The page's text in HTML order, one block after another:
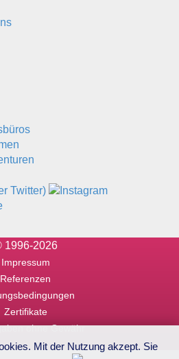
1996-2026
Impressum
Referenzen
Zertifikate
ohne Gewähr
Mit der Nutzung akzept. Sie